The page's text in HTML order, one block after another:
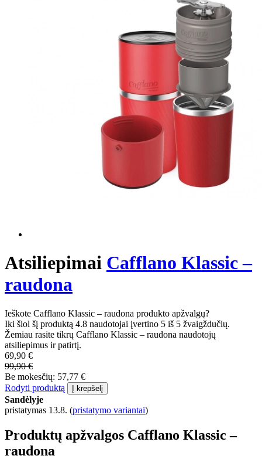
Atsiliepimai Cafflano Klassic –
raudona
Ieškote Cafflano Klassic – raudona produkto apžvalgų?
Iki šiol šį produktą 4.8 naudotojai įvertino 5 iš 5 žvaigždučių.
Žemiau rasite tikrų Cafflano Klassic – raudona naudotojų
atsiliepimus ir patirtį.
69,90 €
99,90 €
Be mokesčių: 57,77 €
Rodyti produktą
Į krepšelį
Sandėlyje
pristatymas 13.8. (pristatymo variantai)
Produktų apžvalgos Cafflano Klassic –
raudona